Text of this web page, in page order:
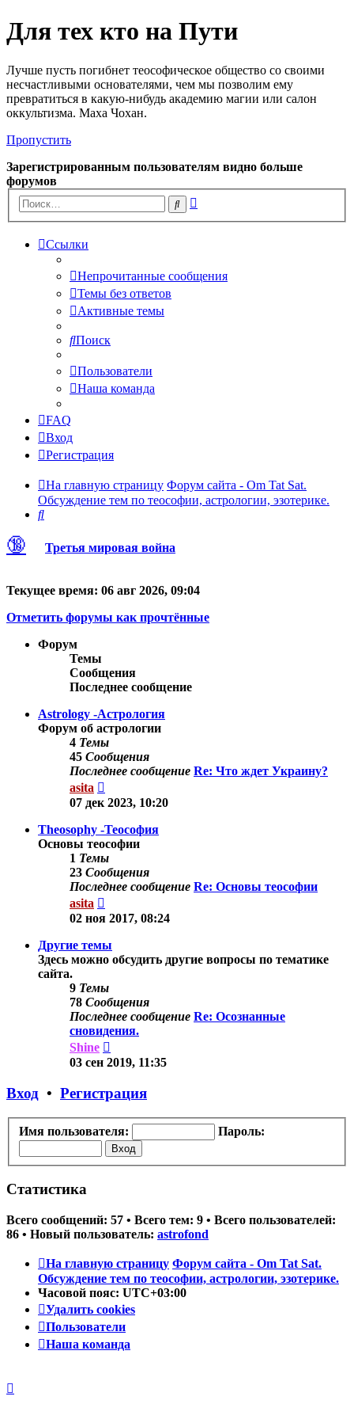
Для тех кто на Пути
Лучше пусть погибнет теософическое общество со своими
несчастливыми основателями, чем мы позволим ему
превратиться в какую-нибудь академию магии или салон
оккультизма. Маха Чохан.
Пропустить
Зарегистрированным пользователям видно больше
форумов
Поиск
Ссылки
Непрочитанные сообщения
Темы без ответов
Активные темы
Поиск
Пользователи
Наша команда
FAQ
Вход
Регистрация
На главную страницу Форум сайта - Om Tat Sat.
Обсуждение тем по теософии, астрологии, эзотерике.
Поиск
🔞 Третья мировая война
Текущее время: 06 авг 2026, 09:04
Отметить форумы как прочтённые
Форум
Темы
Сообщения
Последнее сообщение
Astrology -Астрология
Форум об астрологии
4 Темы
45 Сообщения
Последнее сообщение Re: Что ждет Украину?
asita
к
сообщению
07 дек 2023, 10:20
Theosophy -Теософия
Основы теософии
1 Темы
23 Сообщения
Последнее сообщение Re: Основы теософии
asita
к
сообщению
02 ноя 2017, 08:24
Другие темы
Здесь можно обсудить другие вопросы по тематике
сайта.
9 Темы
78 Сообщения
Последнее сообщение Re: Осознанные
сновидения.
Shine
к
03 сен 2019, 11:35
Вход • Регистрация
Имя пользователя: Пароль:
Статистика
Всего сообщений: 57 • Всего тем: 9 • Всего пользователей:
86 • Новый пользователь: astrofond
На главную страницу Форум сайта - Om Tat Sat.
Обсуждение тем по теософии, астрологии, эзотерике.
Часовой пояс: UTC+03:00
Удалить cookies
Пользователи
Наша команда